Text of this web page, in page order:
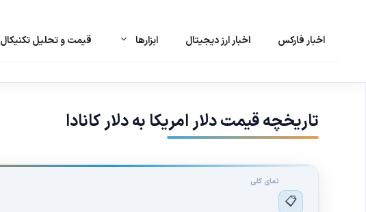
اخبار فارکس اخبار ارز دیجیتال ابزارها قیمت و تحلیل تکنیکال
تاریخچه قیمت دلار امریکا به دلار کانادا
📋
نمای کلی